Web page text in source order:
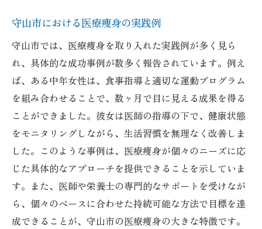
守山市における医療痩身の実践例
守山市では、医療痩身を取り入れた実践例が多く見ら
れ、具体的な成功事例が数多く報告されています。例え
ば、ある中年女性は、食事指導と適切な運動プログラム
を組み合わせることで、数ヶ月で目に見える成果を得る
ことができました。彼女は医師の指導の下で、健康状態
をモニタリングしながら、生活習慣を無理なく改善しま
した。このような事例は、医療痩身が個々のニーズに応
じた具体的なアプローチを提供できることを示していま
す。また、医師や栄養士の専門的なサポートを受けなが
ら、個々のペースに合わせた持続可能な方法で目標を達
成できることが、守山市の医療痩身の大きな特徴です。